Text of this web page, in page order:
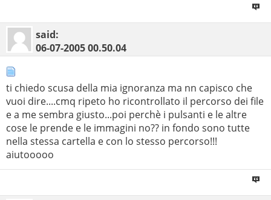
said:
06-07-200500.50.04
ti chiedo scusa della mia ignoranza ma nn capisco che
vuoi dire....cmq ripeto ho ricontrollato il percorso dei file
e a me sembra giusto...poi perchè i pulsanti e le altre
cose le prende e le immagini no?? in fondo sono tutte
nella stessa cartella e con lo stesso percorso!!!
aiutooooo